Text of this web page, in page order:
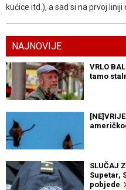
kućice itd.), a sad si na prvoj
NAJNOVIJE
VRLO
tamo
SLUČAJ
Supetar,
pobjede